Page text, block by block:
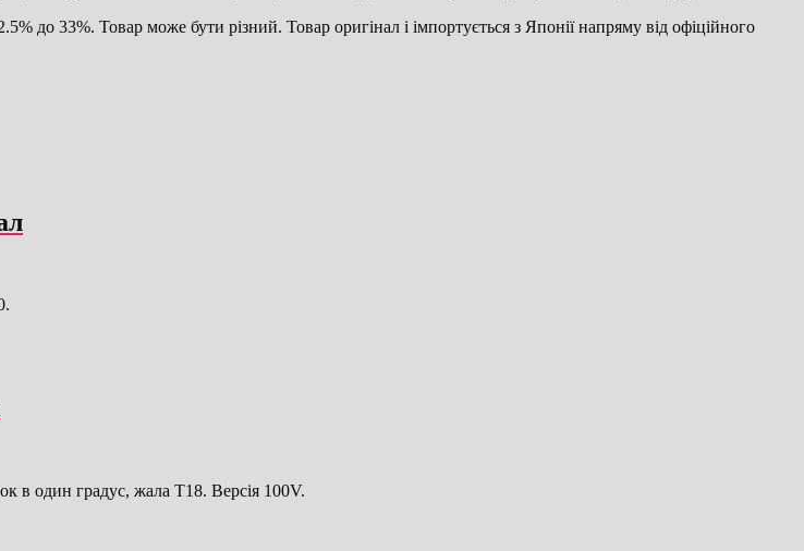
33%. Товар може бути різний. Товар оригінал і імпортується з Японії напряму від офіційного
в один градус, жала T18. Версія 100V.